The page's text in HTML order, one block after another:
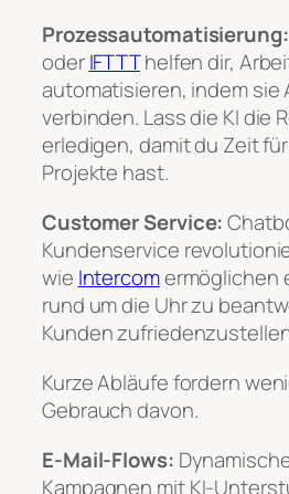
Prozessautomatisierung:
oderIFTTThelfen dir,
automatisieren, indem sie
verbinden. Lass die KI die
erledigen, damit du Zeit
Projekte hast.
Customer Service:
Kundenservice
wie Intercomermöglichen
rund um die Uhr zu
Kunden
Kurze Abläufe fordern
Gebrauch davon.
E-Mail-Flows:
Kampagnen mit KI-